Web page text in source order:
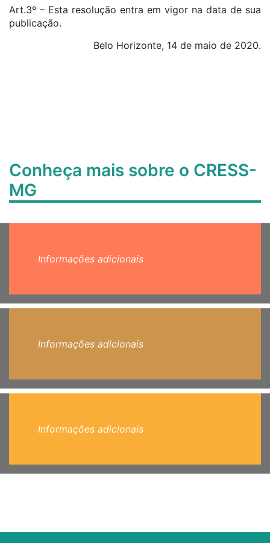
Art.3º – Esta resolução entra em vigor na data de sua
publicação.
Belo Horizonte, 14 de maio de 2020.
Conheça mais sobre o CRESS-
MG
Informações adicionais
Informações adicionais
Informações adicionais